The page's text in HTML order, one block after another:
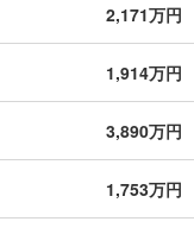
2,171万円
1,914万円
3,890万円
1,753万円